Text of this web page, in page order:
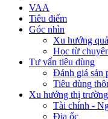
VAA
Tiêu điểm
Góc nhìn
Xu hướng
Học từ
Tư vấn tiêu dùng
Đánh giá sản
Tiêu dùng
Xu hướng thị trường
Tài chính -
Địa ốc